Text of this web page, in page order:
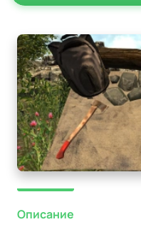
Описание